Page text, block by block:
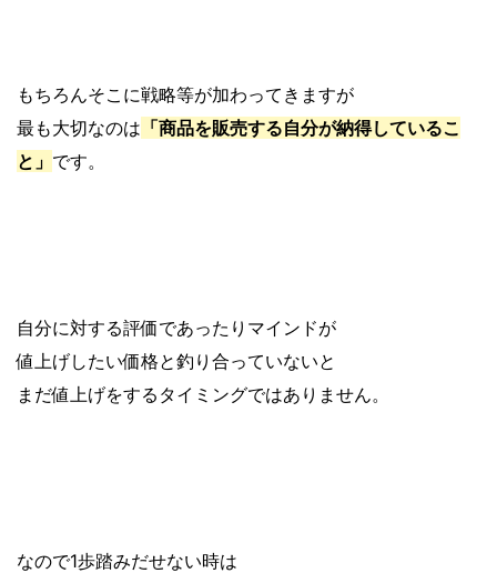
もちろんそこに戦略等が加わってきますが
最も大切なのは 「商品を販売する自分が納得しているこ
と」 です。
自分に対する評価であったりマインドが
値上げしたい価格と釣り合っていないと
まだ値上げをするタイミングではありません。
なので1歩踏みだせない時は